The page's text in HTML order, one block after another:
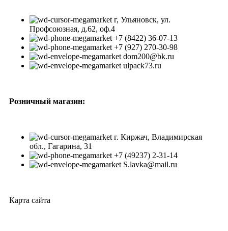
г, Ульяновск, ул.
Профсоюзная, д.62, оф.4
+7 (8422) 36-07-13
+7 (927) 270-30-98
dom200@bk.ru
ulpack73.ru
Розничный магазин:
г. Киржач, Владимирская
обл., Гагарина, 31
+7 (49237) 2-31-14
S.lavka@mail.ru
Карта сайта